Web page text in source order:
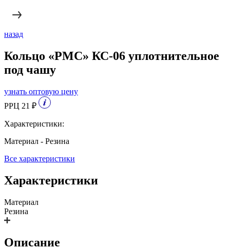
назад
Кольцо «РМС» КС-06 уплотнительное
под чашу
узнать оптовую цену
РРЦ 21 ₽
Характеристики:
Материал - Резина
Все характеристики
Характеристики
Материал
Резина
Описание